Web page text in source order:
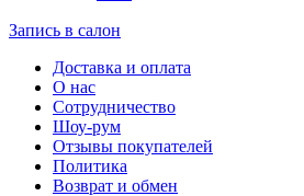
Запись в салон
Доставка и оплата
О нас
Сотрудничество
Шоу-рум
Отзывы покупателей
Политика
Возврат и обмен